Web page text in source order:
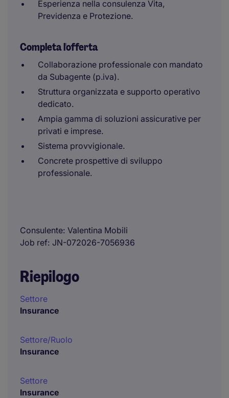
Esperienza nella consulenza Vita,
Previdenza e Protezione.
Completa l'offerta
Collaborazione professionale con mandato
da Subagente (p.iva).
Struttura organizzata e supporto operativo
dedicato.
Ampia gamma di soluzioni assicurative per
privati e imprese.
Sistema provvigionale.
Concrete prospettive di sviluppo
professionale.
Consulente Valentina Mobili
Job ref JN-072026-7056936
Riepilogo
Settore
Insurance
Settore/Ruolo
Insurance
Settore
Insurance